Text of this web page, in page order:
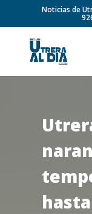
Noticias de